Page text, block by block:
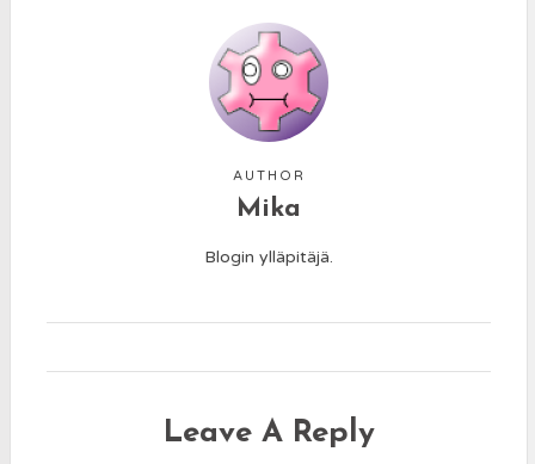
AUTHOR
Mika
Blogin ylläpitäjä.
Leave A Reply